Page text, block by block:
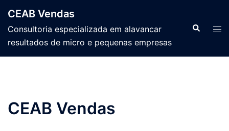
para
conteúdo
CEAB Vendas
Consultoria especializada em alavancar
resultados de micro e pequenas empresas
Search
CEAB Vendas